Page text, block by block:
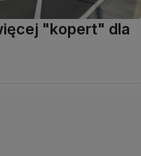
"kopert" dla